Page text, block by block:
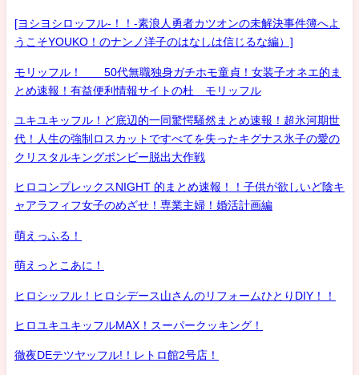
[ヨシヨシロッフル-！！-素浪人勇者カツオンの未解決事件簿へよ
うこそYOUKO！のナンノ洋子のはなしは信じるな編）]
モリッフル！ 50代無職独身ガチホモ童貞！女装子オネエ的ま
とめ速報！有益便利情報サイトの杜 モリッフル
ユキユキッフル！ど底辺的一同驚愕騒然まとめ速報！超氷河期世
代！人生の強制ロスカットですべてを失ったキグナス氷子の愛の
クリスタルキングボンビー脱出大作戦
ヒロコンプレックスNIGHT 的まとめ速報！！子供が欲しいど陰キ
ャアラフィフ女子のめざせ！専業主婦！婚活計画編
萌えっふる！
萌えっとこあに！
ヒロシッフル！ヒロシデース山さんのリフォームひとりDIY！！
ヒロユキユキッフルMAX！スーパークッキング！
徹夜DEテツヤッフル!！レトロ館2号店！